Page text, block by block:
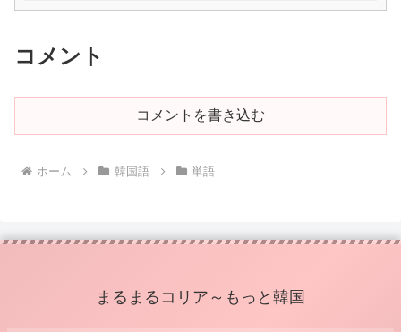
コメント
コメントを書き込む
ホーム 韓国語 単語
まるまるコリア～もっと韓国